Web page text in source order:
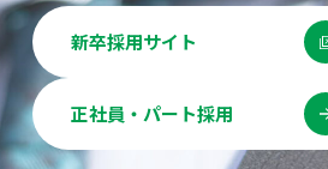
新卒採用サイト
正社員・パート採用